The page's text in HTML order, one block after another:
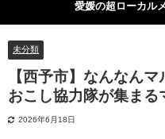
愛媛の超ローカル
未分類
【西予市】なんなん
おこし協力隊が集まる
2026年6月18日